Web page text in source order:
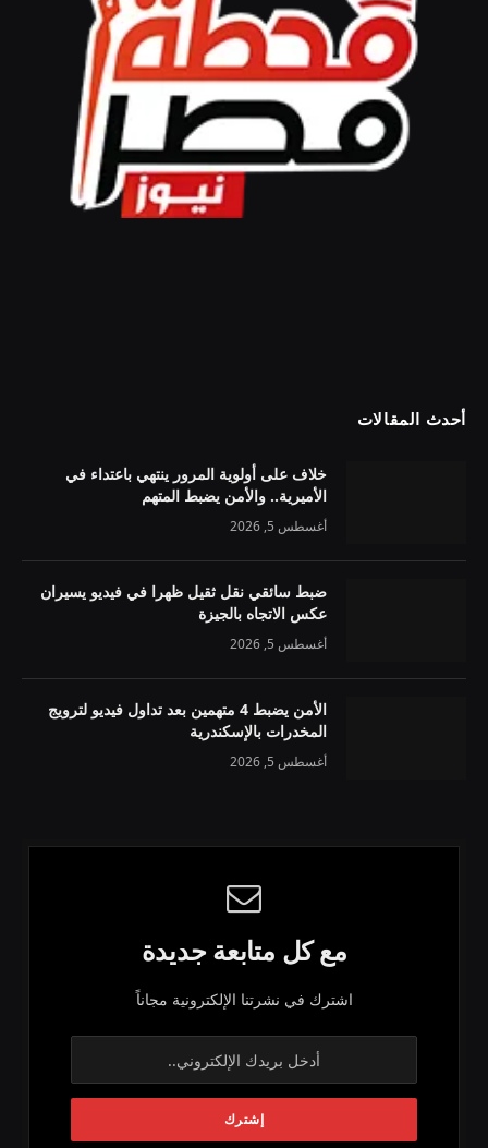
أحدث المقالات
خلاف على أولوية المرور ينتهي باعتداء في
الأميرية.. والأمن يضبط المتهم
أغسطس 5, 2026
ضبط سائقي نقل ثقيل ظهرا في فيديو يسيران
عكس الاتجاه بالجيزة
أغسطس 5, 2026
الأمن يضبط 4 متهمين بعد تداول فيديو لترويج
المخدرات بالإسكندرية
أغسطس 5, 2026
مع كل متابعة جديدة
اشترك في نشرتنا الإلكترونية مجاناً